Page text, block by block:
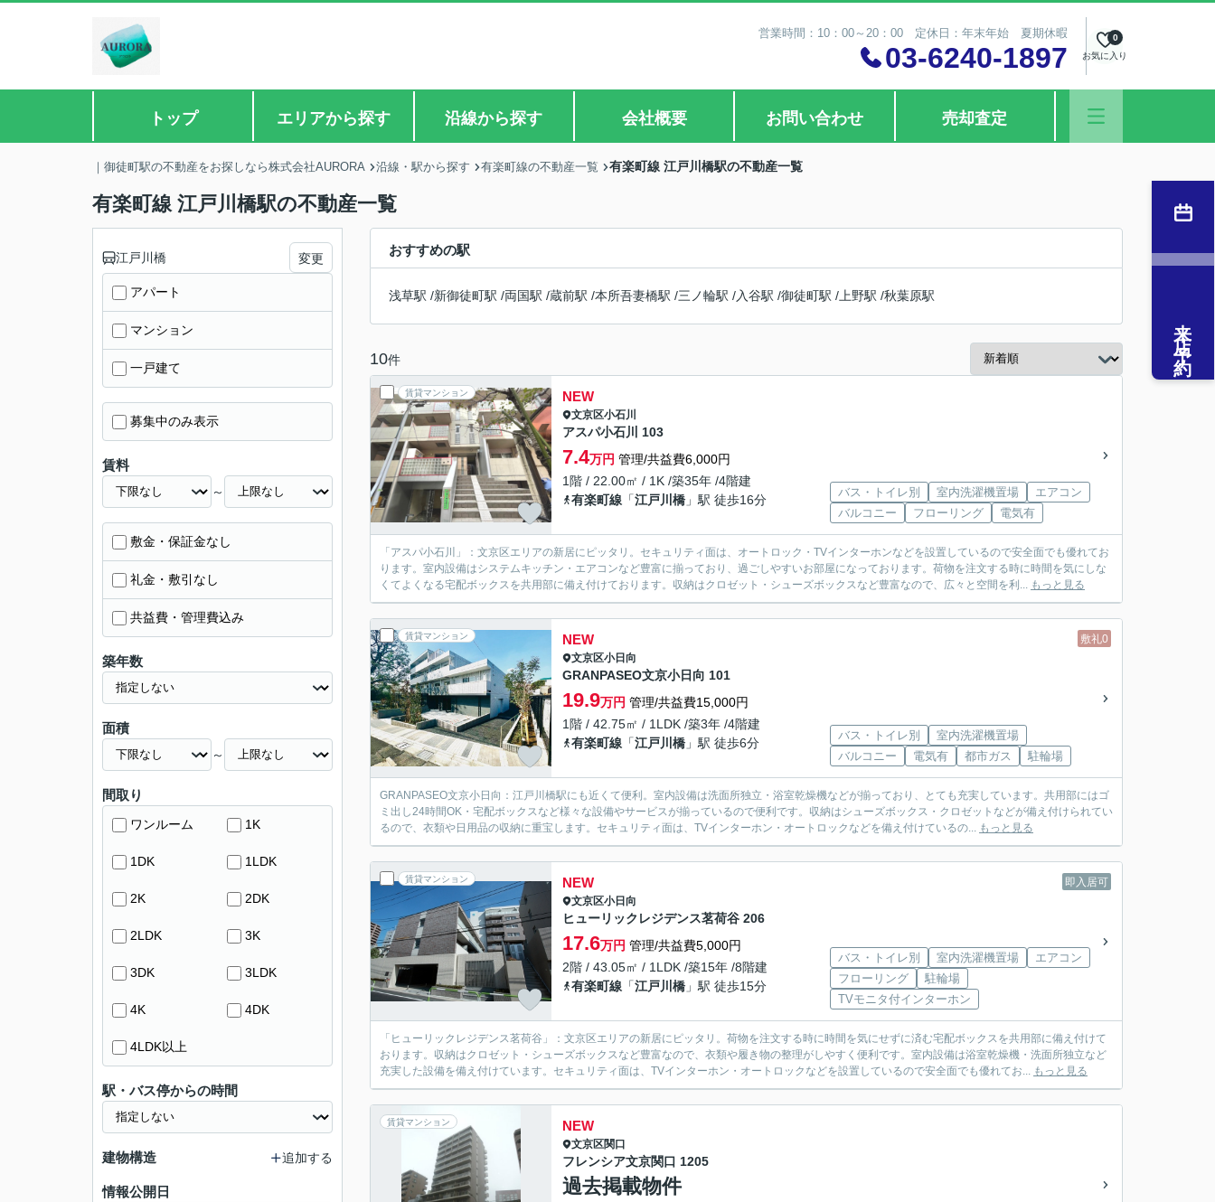
営業時間：10：00～20：00 定休日：年末年始 夏期休暇
03-6240-1897 お気に入り
0
トップ エリアから探す 沿線から探す 会社概要 お問い合わせ 売却査定
｜御徒町駅の不動産をお探しなら株式会社AURORA 沿線・駅から探す 有楽町線の不動産一覧 有楽町線 江戸川橋駅の不動産一覧
有楽町線 江戸川橋駅の不動産一覧
おすすめの駅
浅草駅 /新御徒町駅 /両国駅 /蔵前駅 /本所吾妻橋駅 /三ノ輪駅 /入谷駅 /御徒町駅 / 上野駅 /秋葉原駅
10件
賃貸マンション NEW
文京区小石川
アスパ小石川 103
7.4万円 管理/共益費6,000円
1階 / 22.00㎡ / 1K /築35年 /4階建
有楽町線 「江戸川橋 」駅 徒歩16分
バス・トイレ別 室内洗濯機置場
エアコン
バルコニー
フローリング 電気有
「アスパ小石川」：文京区エリアの新居にピッタリ。セキュリティ面は、オートロック・TVインターホンなどを設置しているので安全面でも優れてお
ります。室内設備はシステムキッチン・エアコンなど豊富に揃っており、過ごしやすいお部屋になっております。荷物を注文する時に時間を気にしな
くてよくなる宅配ボックスを共用部に備え付けております。収納はクロゼット・シューズボックスなど豊富なので、広々と空間を利... もっと見る
賃貸マンション 敷礼0
NEW
文京区小日向
GRANPASEO文京小日向 101
19.9万円 管理/共益費15,000円
1階 / 42.75㎡ / 1LDK /築3年 /4階建
有楽町線 「江戸川橋 」駅 徒歩6分
バス・トイレ別
室内洗濯機置場
バルコニー
電気有 都市ガス 駐輪場
GRANPASEO文京小日向：江戸川橋駅にも近くて便利。室内設備は洗面所独立・浴室乾燥機などが揃っており、とても充実しています。共用部にはゴ
ミ出し24時間OK・宅配ボックスなど様々な設備やサービスが揃っているので便利です。収納はシューズボックス・クロゼットなどが備え付けられてい
るので、衣類や日用品の収納に重宝します。セキュリティ面は、TVインターホン・オートロックなどを備え付けているの... もっと見る
賃貸マンション 即入居可
NEW
文京区小日向
ヒューリックレジデンス茗荷谷 206
17.6万円 管理/共益費5,000円
2階 / 43.05㎡ / 1LDK /築15年 /8階建
有楽町線 「江戸川橋 」駅 徒歩15分
バス・トイレ別 室内洗濯機置場
エアコン
フローリング
駐輪場
TVモニタ付インターホン
「ヒューリックレジデンス茗荷谷」：文京区エリアの新居にピッタリ。荷物を注文する時に時間を気にせずに済む宅配ボックスを共用部に備え付けて
おります。収納はクロゼット・シューズボックスなど豊富なので、衣類や履き物の整理がしやすく便利です。室内設備は浴室乾燥機・洗面所独立など
充実した設備を備え付けています。セキュリティ面は、TVインターホン・オートロックなどを設置しているので安全面でも優れてお... もっと見る
賃貸マンション NEW
文京区関口
フレンシア文京関口 1205
過去掲載物件
江戸川橋 変更
アパート
マンション
一戸建て
募集中のみ表示
賃料
～
敷金・保証金なし
礼金・敷引なし
共益費・管理費込み
築年数
面積
～
間取り
ワンルーム 1K
1DK 1LDK
2K 2DK
2LDK 3K
3DK 3LDK
4K 4DK
4LDK以上
駅・バス停からの時間
建物構造 追加する
情報公開日
来店予約